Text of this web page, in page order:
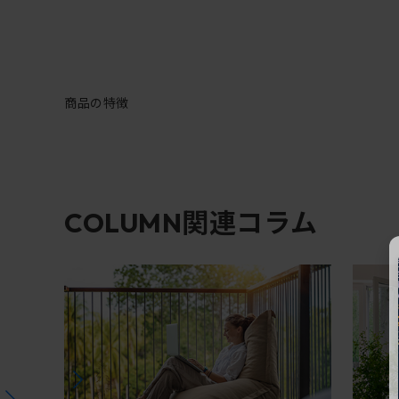
商品の特徴
COLUMN関連コラム